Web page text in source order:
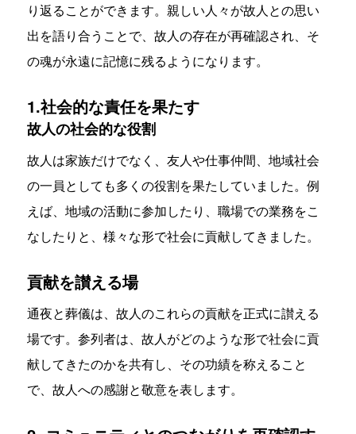
り返ることができます。親しい人々が故人との思い
出を語り合うことで、故人の存在が再確認され、そ
の魂が永遠に記憶に残るようになります。
1.社会的な責任を果たす
故人の社会的な役割
故人は家族だけでなく、友人や仕事仲間、地域社会
の一員としても多くの役割を果たしていました。例
えば、地域の活動に参加したり、職場での業務をこ
なしたりと、様々な形で社会に貢献してきました。
貢献を讃える場
通夜と葬儀は、故人のこれらの貢献を正式に讃える
場です。参列者は、故人がどのような形で社会に貢
献してきたのかを共有し、その功績を称えること
で、故人への感謝と敬意を表します。